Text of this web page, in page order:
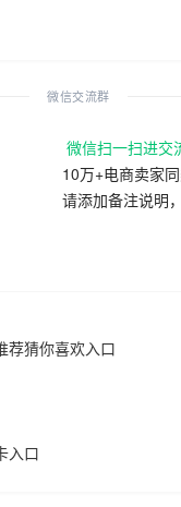
微信交流群
微信扫一扫进交
10万+电商卖家
请添加备注说明
荐猜你喜欢入口
入口